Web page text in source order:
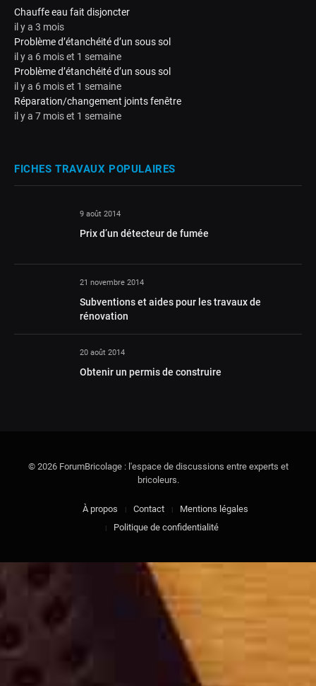
Chauffe eau fait disjoncter
il y a 3 mois
Problème d’étanchéité d’un sous sol
il y a 6 mois et 1 semaine
Problème d’étanchéité d’un sous sol
il y a 6 mois et 1 semaine
Réparation/changement joints fenêtre
il y a 7 mois et 1 semaine
FICHES TRAVAUX POPULAIRES
9 août 2014
Prix d’un détecteur de fumée
21 novembre 2014
Subventions et aides pour les travaux de
rénovation
20 août 2014
Obtenir un permis de construire
© 2026 ForumBricolage : l'espace de discussions entre experts et
bricoleurs.
À propos Contact
Mentions légales
Politique de confidentialité